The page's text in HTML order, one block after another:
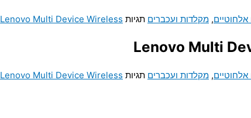
, מקלדות ועכברים תגיות Lenovo Multi Device Wireless
, מקלדות ועכברים תגיות Lenovo Multi Device Wireless